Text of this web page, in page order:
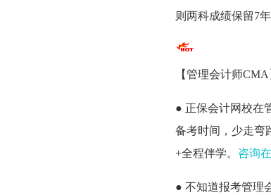
则两科成绩保留7
【管理会计师CMA
● 正保会计网校在
备考时间，少走弯
+全程伴学。 咨询
● 不知道报考管理